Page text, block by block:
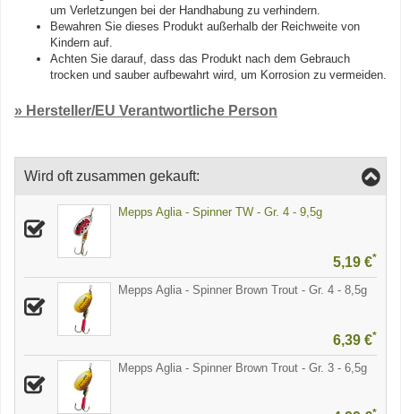
um Verletzungen bei der Handhabung zu verhindern.
Bewahren Sie dieses Produkt außerhalb der Reichweite von
Kindern auf.
Achten Sie darauf, dass das Produkt nach dem Gebrauch
trocken und sauber aufbewahrt wird, um Korrosion zu vermeiden.
» Hersteller/EU Verantwortliche Person
Wird oft zusammen gekauft:
Mepps Aglia - Spinner TW - Gr. 4 - 9,5g
5,19 €*
Mepps Aglia - Spinner Brown Trout - Gr. 4 - 8,5g
6,39 €*
Mepps Aglia - Spinner Brown Trout - Gr. 3 - 6,5g